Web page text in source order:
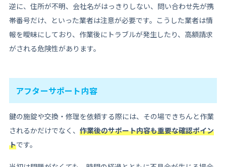
逆に、住所が不明、会社名がはっきりしない、問い合わせ先が携
帯番号だけ、といった業者は注意が必要です。こうした業者は情
報を曖昧にしており、作業後にトラブルが発生したり、高額請求
がされる危険性があります。
アフターサポート内容
鍵の施錠や交換・修理を依頼する際には、その場できちんと作業
されるかだけでなく、 作業後のサポート内容も重要な確認ポイン
トです。